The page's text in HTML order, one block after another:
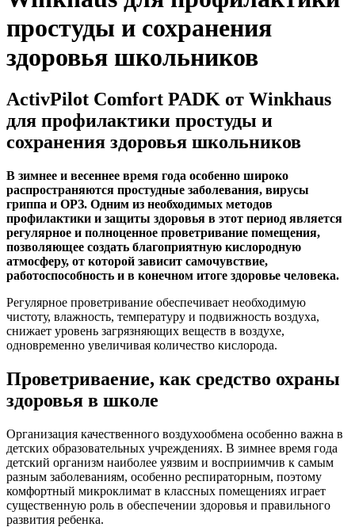
простуды и сохранения
здоровья школьников
ActivPilot Comfort PADK от Winkhaus
для профилактики простуды и
сохранения здоровья школьников
В зимнее и весеннее время года особенно широко
распространяются простудные заболевания, вирусы
гриппа и ОРЗ. Одним из необходимых методов
профилактики и защиты здоровья в этот период является
регулярное и полноценное проветривание помещения,
позволяющее создать благоприятную кислородную
атмосферу, от которой зависит самочувствие,
работоспособность и в конечном итоге здоровье человека.
Регулярное проветривание обеспечивает необходимую
чистоту, влажность, температуру и подвижность воздуха,
снижает уровень загрязняющих веществ в воздухе,
одновременно увеличивая количество кислорода.
Проветриваение, как средство охраны
здоровья в школе
Организация качественного воздухообмена особенно важна в
детских образовательных учреждениях. В зимнее время года
детский организм наиболее уязвим и восприимчив к самым
разным заболеваниям, особенно респираторным, поэтому
комфортный микроклимат в классных помещениях играет
существенную роль в обеспечении здоровья и правильного
развития ребенка.